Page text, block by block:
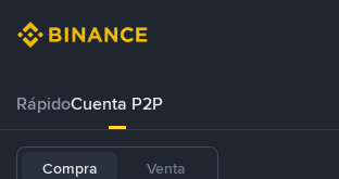
RápidoCuenta P2P
Compra Venta